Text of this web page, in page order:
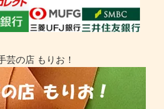
芸の店 もりお！